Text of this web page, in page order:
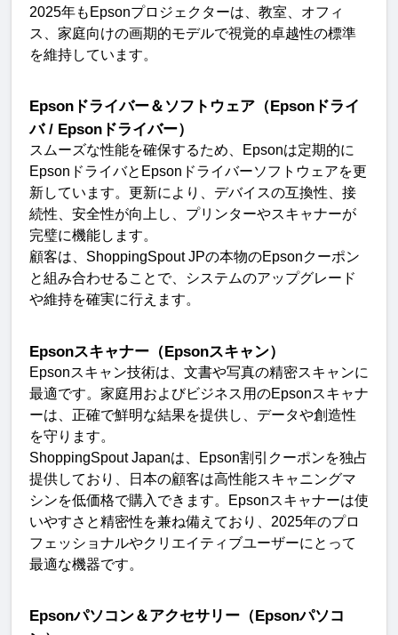
2025年も Epsonプロジェクターは、教室、オフィ
ス、家庭向けの画期的モデルで視覚的卓越性の標準
を維持しています。
Epson ドライバー＆ソフトウェア（Epson ドライ
バ/ Epson ドライバー）
スムーズな性能を確保するため、 Epsonは定期的に
Epson ドライバと Epson ドライバーソフトウェアを更
新しています。更新により、デバイスの互換性、接
続性、安全性が向上し、プリンターやスキャナーが
完璧に機能します。
顧客は、 ShoppingSpout JPの本物のEpsonクーポン
と組み合わせることで、システムのアップグレード
や維持を確実に行えます。
Epsonスキャナー（Epsonスキャン）
Epsonスキャン技術は、文書や写真の精密スキャンに
最適です。家庭用およびビジネス用のEpsonスキャナ
ーは、正確で鮮明な結果を提供し、データや創造性
を守ります。
ShoppingSpout Japanは、 Epson割引クーポンを独占
提供しており、日本の顧客は高性能スキャニングマ
シンを低価格で購入できます。
Epsonスキャナーは使
いやすさと精密性を兼ね備えており、 2025年のプロ
フェッショナルやクリエイティブユーザーにとって
最適な機器です。
Epsonパソコン＆アクセサリー（Epsonパソコ